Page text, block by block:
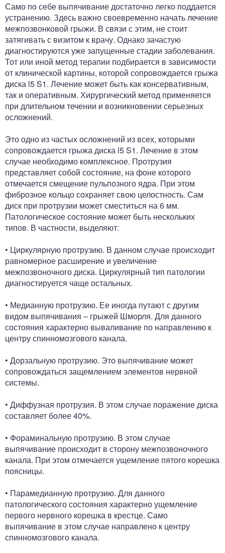
Само по себе выпячивание достаточно легко поддается
устранению. Здесь важно своевременно начать лечение
межпозвонковой грыжи. В связи с этим, не стоит
затягивать с визитом к врачу. Однако зачастую
диагностируются уже запущенные стадии заболевания.
Тот или иной метод терапии подбирается в зависимости
от клинической картины, которой сопровождается грыжа
диска l5 S1. Лечение может быть как консервативным,
так и оперативным. Хирургический метод применяется
при длительном течении и возникновении серьезных
осложнений.
Это одно из частых осложнений из всех, которыми
сопровождается грыжа диска l5 S1. Лечение в этом
случае необходимо комплексное. Протрузия
представляет собой состояние, на фоне которого
отмечается смещение пульпозного ядра. При этом
фиброзное кольцо сохраняет свою целостность. Сам
диск при протрузии может сместиться на 6 мм.
Патологическое состояние может быть нескольких
типов. В частности, выделяют:
• Циркулярную протрузию. В данном случае происходит
равномерное расширение и увеличение
межпозвоночного диска. Циркулярный тип патологии
диагностируется чаще остальных.
• Медианную протрузию. Ее иногда путают с другим
видом выпячивания – грыжей Шморля. Для данного
состояния характерно вываливание по направлению к
центру спинномозгового канала.
• Дорзальную протрузию. Это выпячивание может
сопровождаться защемлением элементов нервной
системы.
• Диффузная протрузия. В этом случае поражение диска
составляет более 40%.
• Фораминальную протрузию. В этом случае
выпячивание происходит в сторону межпозвоночного
канала. При этом отмечается ущемление пятого корешка
поясницы.
• Парамедианную протрузию. Для данного
патологического состояния характерно ущемление
первого нервного корешка в крестце. Само
выпячивание в этом случае направлено к центру
спинномозгового канала.